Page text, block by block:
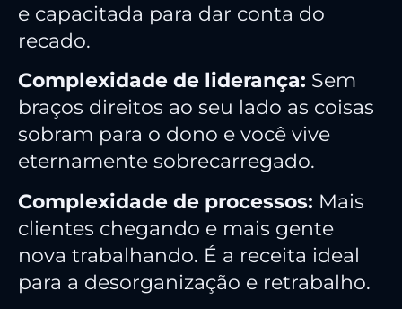
e capacitada para dar conta do
recado.
Complexidade de liderança: Sem
braços direitos ao seu lado as coisas
sobram para o dono e você vive
eternamente sobrecarregado.
Complexidade de processos: Mais
clientes chegando e mais gente
nova trabalhando. É a receita ideal
para a desorganização e retrabalho.